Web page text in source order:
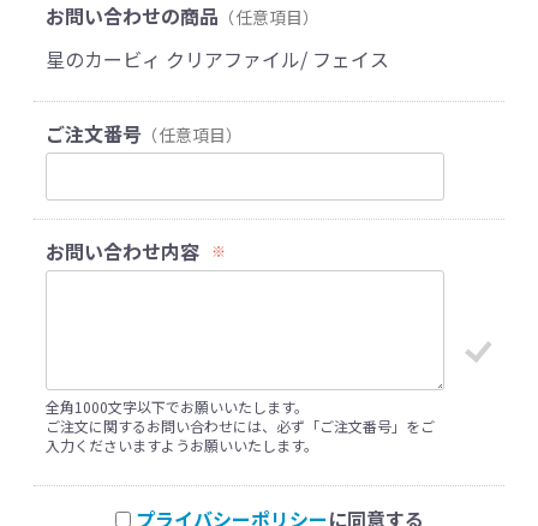
お問い合わせの商品 （任意項目）
星のカービィ クリアファイル/ フェイス
ご注文番号 （任意項目）
お問い合わせ内容 ※
全角1000文字以下でお願いいたします。
ご注文に関するお問い合わせには、必ず「ご注文番号」をご
入力くださいますようお願いいたします。
プライバシーポリシーに同意する